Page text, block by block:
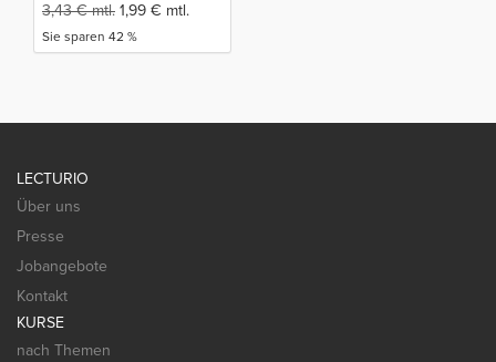
3,43€mtl. 1,99 € mtl.
Sie sparen 42 %
LECTURIO
Über uns
Presse
Jobangebote
Kontakt
KURSE
nach Themen